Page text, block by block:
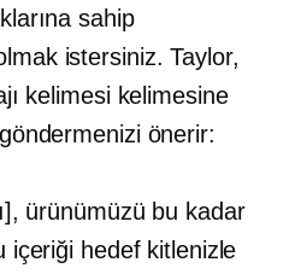
sahip
istersiniz. Taylor,
kelimesi kelimesine
önerir:
ürünümüzü bu kadar
içeriği hedef kitlenizle